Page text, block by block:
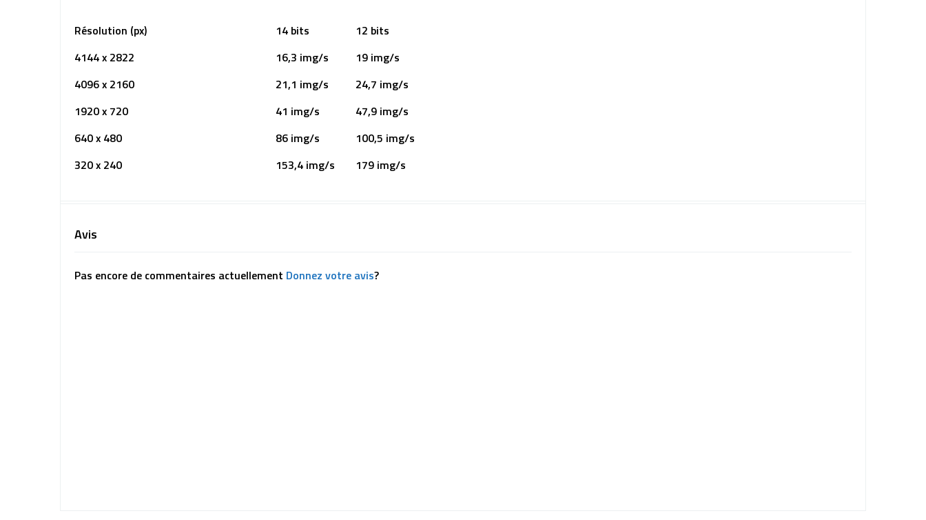
Résolution (px) 14 bits
12 bits
4144 x 2822
16,3 img/s
19 img/s
4096 x 2160
21,1 img/s
24,7 img/s
1920 x 720
41 img/s
47,9 img/s
640 x 480
86 img/s
100,5 img/s
320 x 240
153,4 img/s 179 img/s
Avis
Pas encore de commentaires actuellement Donnez votre avis?